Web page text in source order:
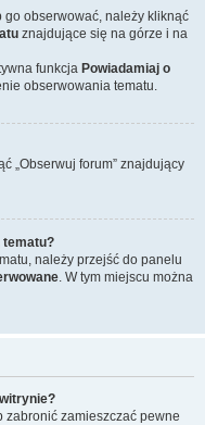
go obserwować, należy kliknąć
znajdujące się na górze i na
funkcja Powiadamiaj o
obserwowania tematu.
„Obserwuj forum” znajdujący
tematu?
należy przejść do panelu
. W tym miejscu można
zabronić zamieszczać pewne